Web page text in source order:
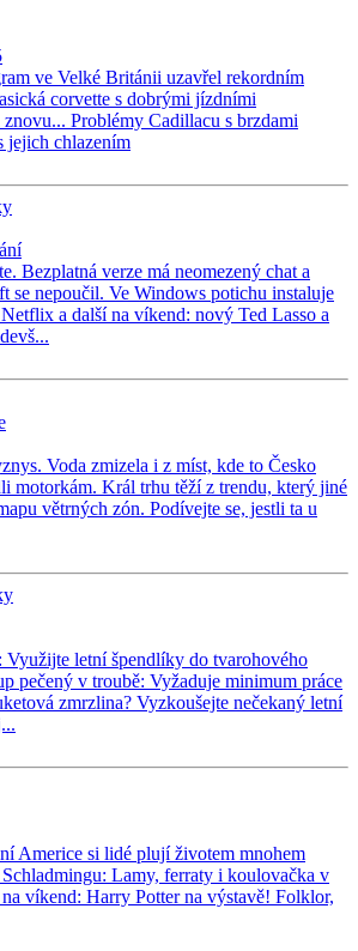
ve Velké Británii uzavřel rekordním
corvette s dobrými jízdními
znovu... Problémy Cadillacu s brzdami
jejich chlazením
Bezplatná verze má neomezený chat a
se nepoučil. Ve Windows potichu instaluje
Netflix a další na víkend: nový Ted Lasso a
Voda zmizela i z míst, kde to Česko
motorkám. Král trhu těží z trendu, který jiné
větrných zón. Podívejte se, jestli ta u
Využijte letní špendlíky do tvarohového
pečený v troubě: Vyžaduje minimum práce
zmrzlina? Vyzkoušejte nečekaný letní
Americe si lidé plují životem mnohem
Lamy, ferraty i koulovačka v
víkend: Harry Potter na výstavě! Folklor,